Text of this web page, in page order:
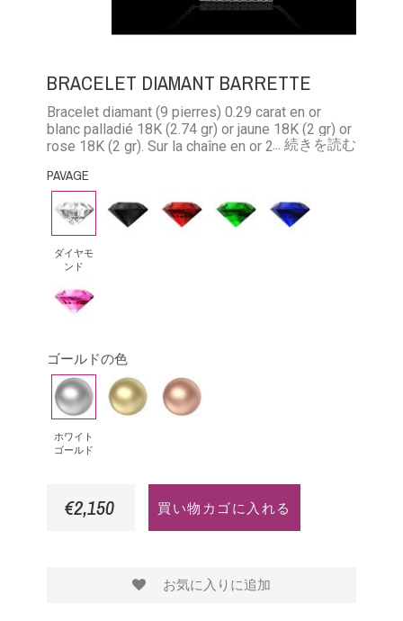
BRACELET DIAMANT BARRETTE
Bracelet diamant (9 pierres) 0.29 carat en or
blanc palladié 18K (2.74 gr) or jaune 18K (2 gr) or
rose 18K (2 gr). Sur la chaîne en or 2 pierres en
rubis (0.36 carat) ou diamant noir (0.35 carat) ou
saphir (0.36 carat).
... 続きを読む
PAVAGE
ダ
ヤ
モ
ン
ダイヤモ
ンド
ブ
ラ
ア
ン
ル
ビ
エ
メ
ブ
ル
ピ
ン
サ
フ
ァ
イ
ア
ゴールドの色
ホ
ワ
イ
ト
ー
ホワイト
ゴールド
イ
エ
ー
ピ
ン
ー
ル
ド
€2,150 買い物カゴに入れる
お気に入りに追加